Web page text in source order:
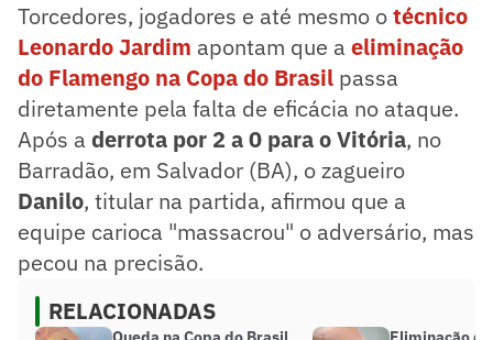
Torcedores, jogadores e até mesmo otécnico
Leonardo Jardim apontam que a eliminação
do Flamengo na Copa do Brasil passa
diretamente pela falta de eficácia no ataque.
Após a derrota por 2 a 0 para o Vitória, no
Barradão, em Salvador (BA), o zagueiro
Danilo, titular na partida, afirmou que a
equipe carioca "massacrou" o adversário, mas
pecou na precisão.
RELACIONADAS